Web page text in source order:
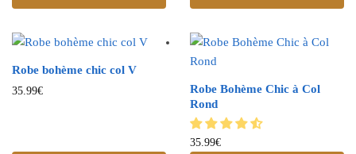
Robe bohème chic col V
35.99€
Robe Bohème Chic à Col
Rond
35.99€